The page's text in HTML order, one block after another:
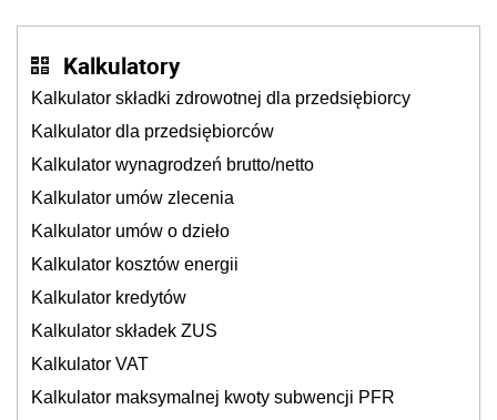
Kalkulatory
Kalkulator składki zdrowotnej dla przedsiębiorcy
Kalkulator dla przedsiębiorców
Kalkulator wynagrodzeń brutto/netto
Kalkulator umów zlecenia
Kalkulator umów o dzieło
Kalkulator kosztów energii
Kalkulator kredytów
Kalkulator składek ZUS
Kalkulator VAT
Kalkulator maksymalnej kwoty subwencji PFR